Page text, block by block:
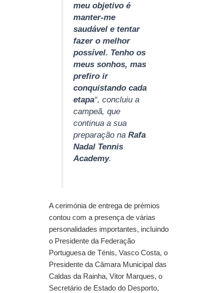
meu objetivo é
manter-me
saudável e tentar
fazer o melhor
possível. Tenho os
meus sonhos, mas
prefiro ir
conquistando cada
etapa“, concluiu a
campeã, que
continua a sua
preparação na Rafa
Nadal Tennis
Academy.
A cerimónia de entrega de prémios
contou com a presença de várias
personalidades importantes, incluindo
o Presidente da Federação
Portuguesa de Ténis, Vasco Costa, o
Presidente da Câmara Municipal das
Caldas da Rainha, Vitor Marques, o
Secretário de Estado do Desporto,